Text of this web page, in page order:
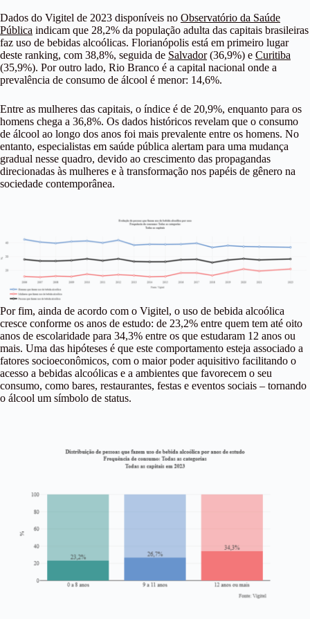
Dados do Vigitel de 2023 disponíveis no Observatório da Saúde
Pública indicam que 28,2% da população adulta das capitais brasileiras
faz uso de bebidas alcoólicas. Florianópolis está em primeiro lugar
deste ranking, com 38,8%, seguida de Salvador(36,9%) e Curitiba
(35,9%). Por outro lado, Rio Branco é a capital nacional onde a
prevalência de consumo de álcool é menor: 14,6%.
Entre as mulheres das capitais, o índice é de 20,9%, enquanto para os
homens chega a 36,8%. Os dados históricos revelam que o consumo
de álcool ao longo dos anos foi mais prevalente entre os homens. No
entanto, especialistas em saúde pública alertam para uma mudança
gradual nesse quadro, devido ao crescimento das propagandas
direcionadas às mulheres e à transformação nos papéis de gênero na
sociedade contemporânea.
Por fim, ainda de acordo com o Vigitel, o uso de bebida alcoólica
cresce conforme os anos de estudo: de 23,2% entre quem tem até oito
anos de escolaridade para 34,3% entre os que estudaram 12 anos ou
mais. Uma das hipóteses é que este comportamento esteja associado a
fatores socioeconômicos, com o maior poder aquisitivo facilitando o
acesso a bebidas alcoólicas e a ambientes que favorecem o seu
consumo, como bares, restaurantes, festas e eventos sociais – tornando
o álcool um símbolo de status.